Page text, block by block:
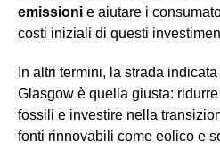
emissioni e aiutare i
costi iniziali di questi
In altri termini, la strada
Glasgow è quella giusta:
fossili e investire nella
fonti rinnovabili come eolico e